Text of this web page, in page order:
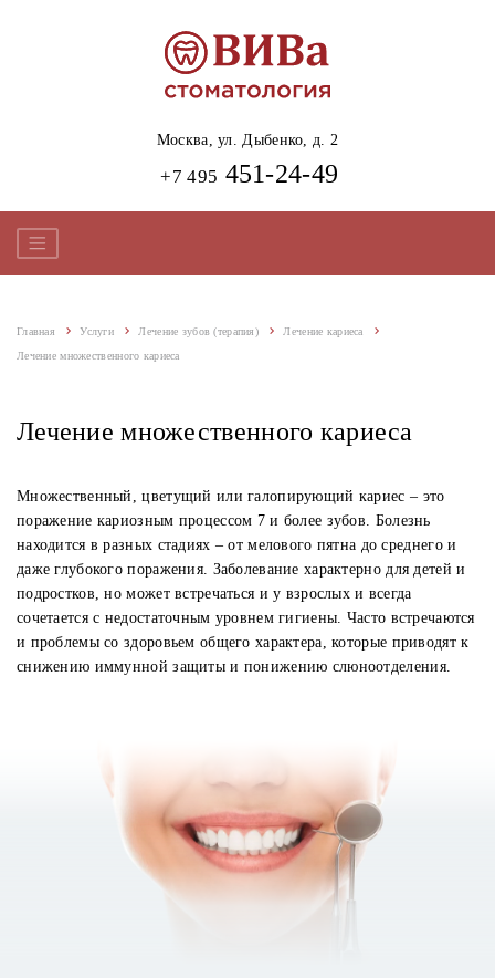
Москва,ул. Дыбенко, д. 2
+7 495 451-24-49
Главная Услуги Лечение зубов (терапия) Лечение кариеса
Лечение множественного кариеса
Лечение множественного кариеса
Множественный, цветущий или галопирующий кариес – это
поражение кариозным процессом 7 и более зубов. Болезнь
находится в разных стадиях – от мелового пятна до среднего и
даже глубокого поражения. Заболевание характерно для детей и
подростков, но может встречаться и у взрослых и всегда
сочетается с недостаточным уровнем гигиены. Часто встречаются
и проблемы со здоровьем общего характера, которые приводят к
снижению иммунной защиты и понижению слюноотделения.